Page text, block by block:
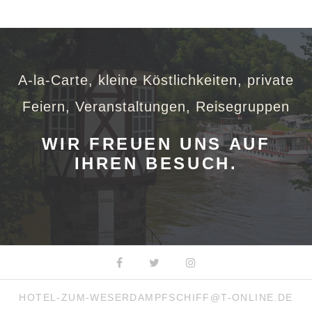
A-la-Carte, kleine Köstlichkeiten, private
Feiern, Veranstaltungen, Reisegruppen
WIR FREUEN UNS AUF
IHREN BESUCH.
FacebookTwitter
HOTEL-ZUM-WESERDAMPFSCHIFF@T-ONLINE.DE